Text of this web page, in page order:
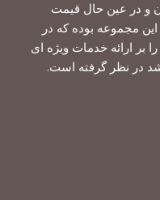
و در عین حال قیمت
مجموعه بوده که در
بر ارائه خدمات ویژه ای
در نظر گرفته است.